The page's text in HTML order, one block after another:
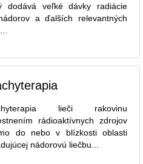
dodává veľké dávky radiácie
a ďalších relevantných
lieči rakovinu
rádioaktívnych zdrojov
do nebo v blízkosti oblasti
nádorovú liečbu...